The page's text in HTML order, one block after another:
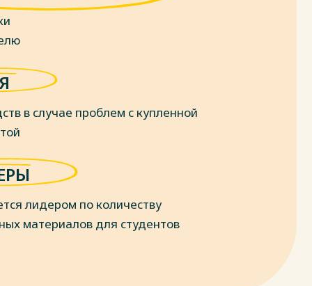
в случае проблем с купленной
лидером по количеству
материалов для студентов